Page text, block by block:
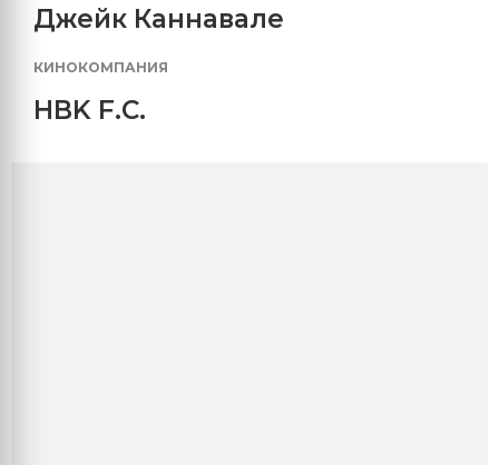
Джейк Каннавале
КИНОКОМПАНИЯ
HBK F.C.